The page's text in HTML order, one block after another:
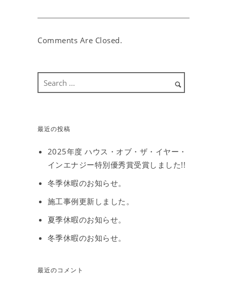
Comments Are Closed.
最近の投稿
2025年度 ハウス・オブ・ザ・イヤー・
インエナジー特別優秀賞受賞しました!!
冬季休暇のお知らせ。
施工事例更新しました。
夏季休暇のお知らせ。
冬季休暇のお知らせ。
最近のコメント